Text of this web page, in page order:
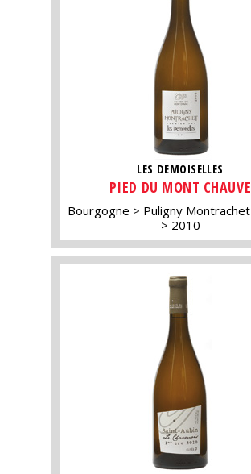
LES DEMOISELLES
PIED DU MONT CHAUVE
Bourgogne Puligny Montrachet
2010